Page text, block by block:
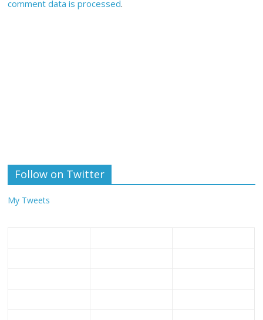
comment data is processed.
Follow on Twitter
My Tweets